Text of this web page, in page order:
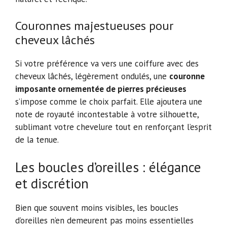
Couronnes majestueuses pour
cheveux lâchés
Si votre préférence va vers une coiffure avec des
cheveux lâchés, légèrement ondulés, une couronne
imposante ornementée de pierres précieuses
s’impose comme le choix parfait. Elle ajoutera une
note de royauté incontestable à votre silhouette,
sublimant votre chevelure tout en renforçant l’esprit
de la tenue.
Les boucles d’oreilles : élégance
et discrétion
Bien que souvent moins visibles, les boucles
d’oreilles n’en demeurent pas moins essentielles